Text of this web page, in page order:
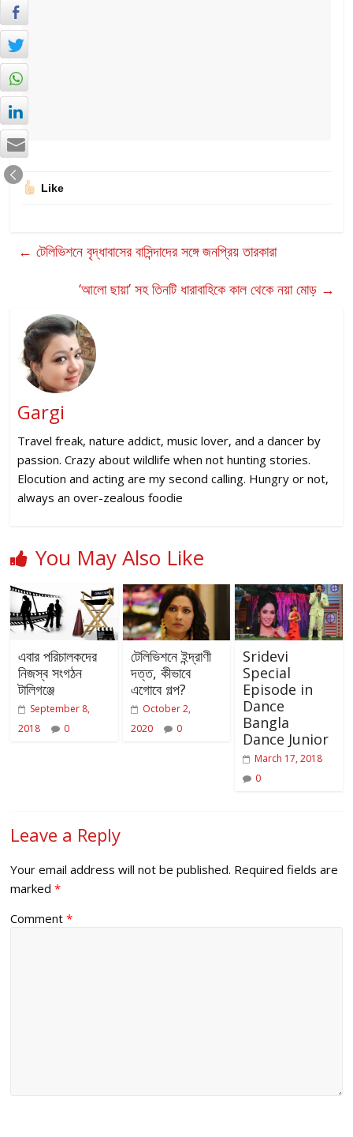
Like
← টেলিভিশনে বৃদ্ধাবাসের বাসিন্দাদের সঙ্গে জনপ্রিয় তারকারা
‘আলো ছায়া’ সহ তিনটি ধারাবাহিকে কাল থেকে নয়া মোড় →
Gargi
Travel freak, nature addict, music lover, and a dancer by
passion. Crazy about wildlife when not hunting stories.
Elocution and acting are my second calling. Hungry or not,
always an over-zealous foodie
You May Also Like
এবার পরিচালকদের
নিজস্ব সংগঠন
টালিগঞ্জে
September 8,
2018
0
টেলিভিশনে ইন্দ্রাণী
দত্ত, কীভাবে
এগোবে গল্প?
October 2,
2020
0
Sridevi
Special
Episode in
Dance
Bangla
Dance Junior
March 17, 2018
0
Leave a Reply
Your email address will not be published. Required fields are
marked*
Comment*